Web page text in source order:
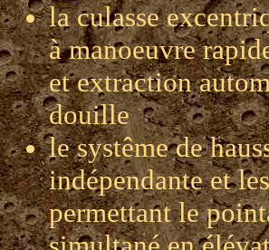
la culasse
à manoeuvre
et extraction
douille
le systême de
indépendante et
permettant le